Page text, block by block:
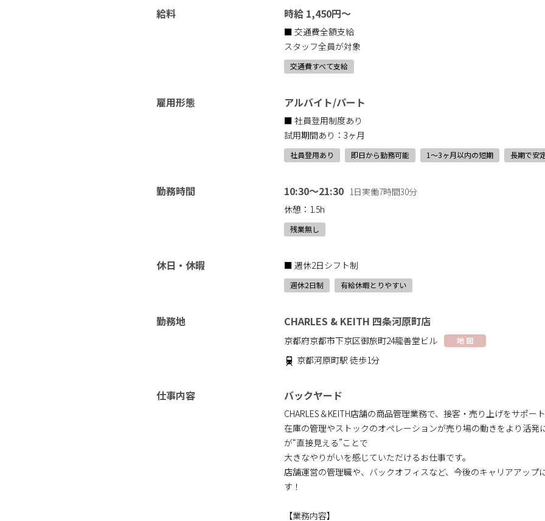
給料 時給 1,450円～
■ 交通費全額支給
スタッフ全員が対象
交通費すべて支給
雇用形態 アルバイト/パート
■ 社員登用制度あり
試用期間あり：3ヶ月
社員登用あり 即日から勤務可能 1〜3ヶ月以内の短期 長期で安
勤務時間 10:30～21:30 1日実働7時間30分
休憩：1.5h
残業無し
休日・休暇 ■ 週休2日シフト制
週休2日制 有給休暇とりやすい
勤務地 CHARLES & KEITH 四条河原町店
京都府京都市下京区御旅町24龍善堂ビル 地 図
京都河原町駅 徒歩1分
仕事内容 バックヤード
CHARLES＆KEITH店舗の商品管理業務で、接客・売り上げをサポー
在庫の管理やストックのオペレーションが売り場の動きをより活発
が“直接見える”ことで
大きなやりがいを感じていただけるお仕事です。
店舗運営の管理職や、バックオフィスなど、今後のキャリアアップ
す！
【業務内容】